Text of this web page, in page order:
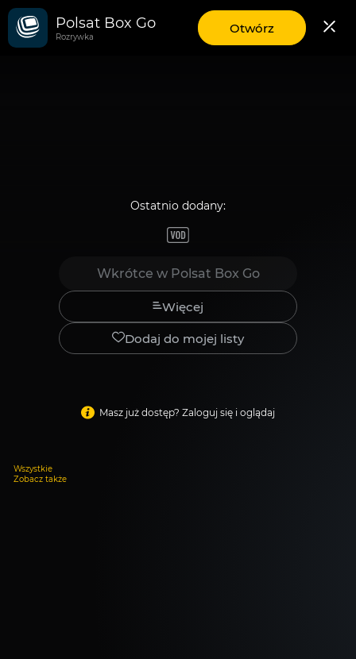
Polsat Box Go
Rozrywka
Otwórzaplikację
mobilną
Wszystkie
Ostatnio dodany:
dodany:
Wkrótce w Polsat Box Go
Więcej
Dodaj do mojej listy
Masz już dostęp? Zaloguj się i oglądaj
Wszystkie
Zobacz także